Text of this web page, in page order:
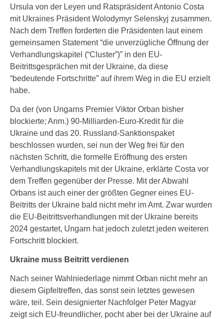
Ursula von der Leyen und Ratspräsident Antonio Costa
mit Ukraines Präsident Wolodymyr Selenskyj zusammen.
Nach dem Treffen forderten die Präsidenten laut einem
gemeinsamen Statement “die unverzügliche Öffnung der
Verhandlungskapitel (“Cluster”)” in den EU-
Beitrittsgesprächen mit der Ukraine, da diese
“bedeutende Fortschritte” auf ihrem Weg in die EU erzielt
habe.
Da der (von Ungarns Premier Viktor Orban bisher
blockierte; Anm.) 90-Milliarden-Euro-Kredit für die
Ukraine und das 20. Russland-Sanktionspaket
beschlossen wurden, sei nun der Weg frei für den
nächsten Schritt, die formelle Eröffnung des ersten
Verhandlungskapitels mit der Ukraine, erklärte Costa vor
dem Treffen gegenüber der Presse. Mit der Abwahl
Orbans ist auch einer der größten Gegner eines EU-
Beitritts der Ukraine bald nicht mehr im Amt. Zwar wurden
die EU-Beitrittsverhandlungen mit der Ukraine bereits
2024 gestartet, Ungarn hat jedoch zuletzt jeden weiteren
Fortschritt blockiert.
Ukraine muss Beitritt verdienen
Nach seiner Wahlniederlage nimmt Orban nicht mehr an
diesem Gipfeltreffen, das sonst sein letztes gewesen
wäre, teil. Sein designierter Nachfolger Peter Magyar
zeigt sich EU-freundlicher, pocht aber bei der Ukraine auf